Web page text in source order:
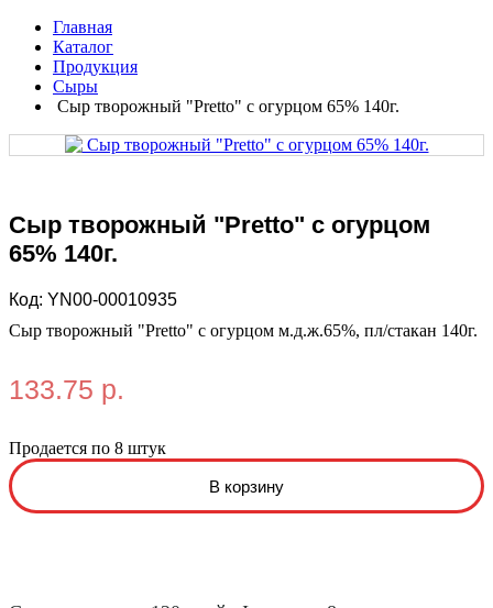
Главная
Каталог
Продукция
Сыры
Сыр творожный "Pretto" с огурцом 65% 140г.
Сыр творожный "Pretto" с огурцом
65% 140г.
Код: YN00-00010935
Сыр творожный "Pretto" с огурцом м.д.ж.65%, пл/стакан 140г.
133.75 р.
Продается по 8 штук